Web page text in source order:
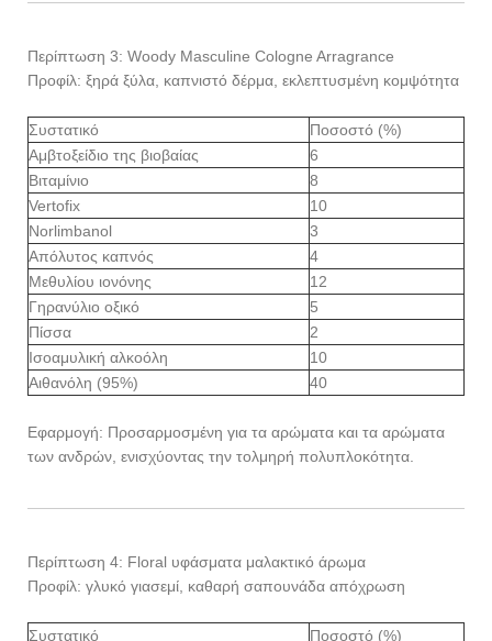
Περίπτωση 3: Woody Masculine Cologne Arragrance
Προφίλ: ξηρά ξύλα, καπνιστό δέρμα, εκλεπτυσμένη κομψότητα
Συστατικό
Ποσοστό (%)
Αμβτοξείδιο της βιοβαίας
6
Βιταμίνιο
8
Vertofix
10
Norlimbanol
3
Απόλυτος καπνός
4
Μεθυλίου ιονόνης
12
Γηρανύλιο οξικό
5
Πίσσα
2
Ισοαμυλική αλκοόλη
10
Αιθανόλη (95%)
40
Εφαρμογή: Προσαρμοσμένη για τα αρώματα και τα αρώματα
των ανδρών, ενισχύοντας την τολμηρή πολυπλοκότητα.
Περίπτωση 4: Floral υφάσματα μαλακτικό άρωμα
Προφίλ: γλυκό γιασεμί, καθαρή σαπουνάδα απόχρωση
Συστατικό Ποσοστό (%)